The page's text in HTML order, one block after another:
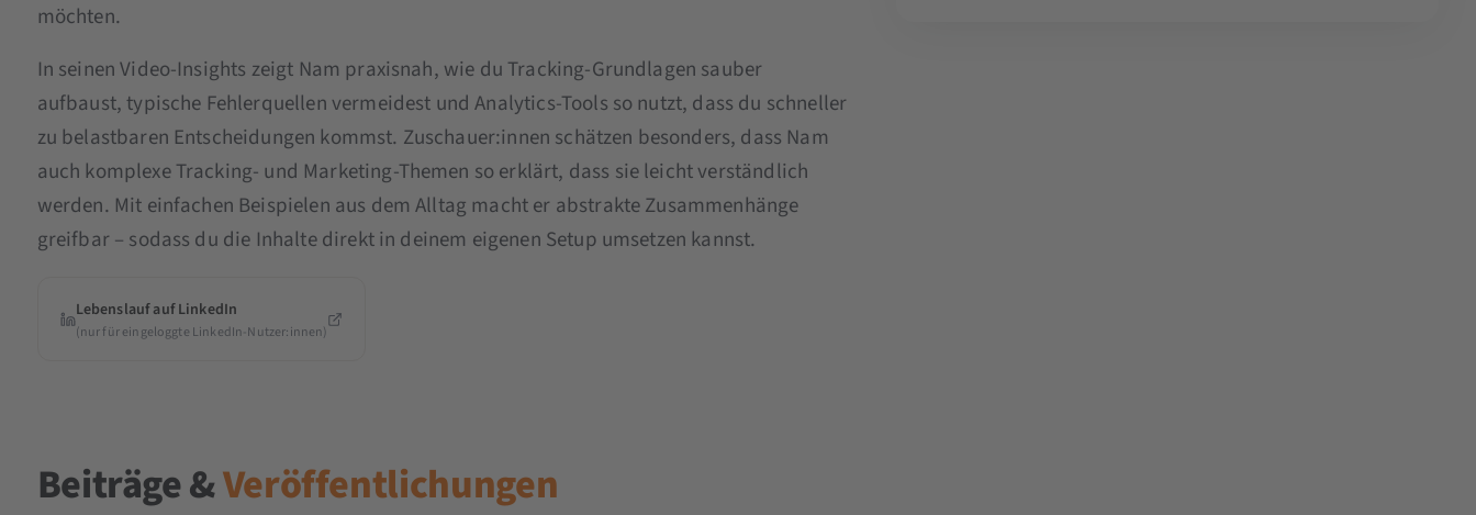
möchten.
In seinen Video-Insights zeigt Nam praxisnah, wie du Tracking-Grundlagen sauber
aufbaust, typische Fehlerquellen vermeidest und Analytics-Tools so nutzt, dass du schneller
zu belastbaren Entscheidungen kommst. Zuschauer:innen schätzen besonders, dass Nam
auch komplexe Tracking- und Marketing-Themen so erklärt, dass sie leicht verständlich
werden. Mit einfachen Beispielen aus dem Alltag macht er abstrakte Zusammenhänge
greifbar – sodass du die Inhalte direkt in deinem eigenen Setup umsetzen kannst.
Lebenslauf auf LinkedIn
(nur für eingeloggte LinkedIn-Nutzer:innen)
Beiträge &Veröffentlichungen